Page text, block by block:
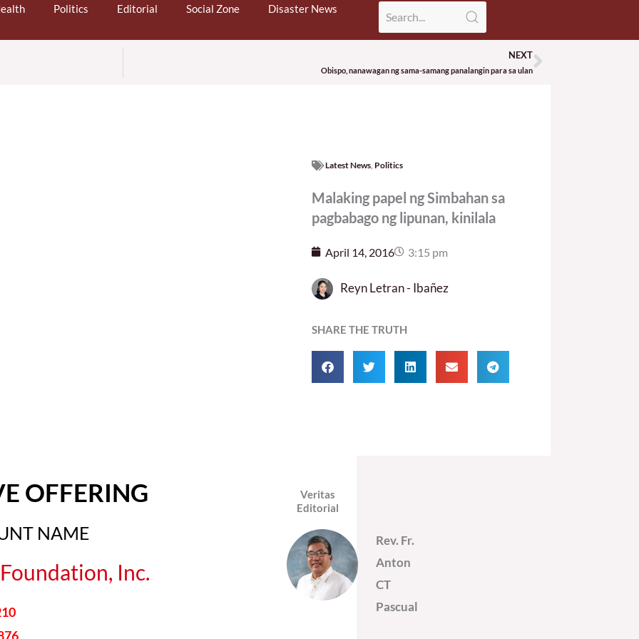
Politics Editorial Social Zone Disaster News
NEXT
Obispo, nanawagan ng sama-samang panalangin para sa ulanNext
Latest News, Politics
Malaking papel ng Simbahan sa
pagbabago ng lipunan, kinilala
April 14, 2016 3:15 pm
Reyn Letran - Ibañez
SHARE THE TRUTH
OFFERING
NAME
Inc.
Veritas
Editorial
Rev. Fr.
Anton
CT
Pascual